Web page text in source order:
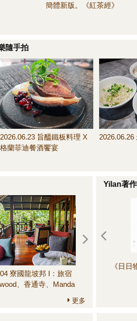
簡體新版。《紅茶經》
～07.19 信手拈
配搭
2026.07.01～07.11 變奏
版！榨菜肉絲義大利麵
隨手拍
2026.06.23 旨醞鐵板料理 X
格蘭菲迪餐酒饗宴
寮國龍坡邦 Ⅰ：旅宿
、香通寺、Manda
anchoa＆其他
更多
Yilan著作
《日日